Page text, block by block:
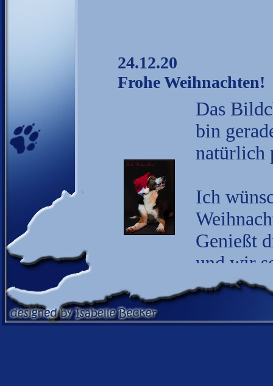
24.12.20
Frohe Weihnachten!
Das
bin
natürlich
Ich
Genießt
und wir
wieder!!!